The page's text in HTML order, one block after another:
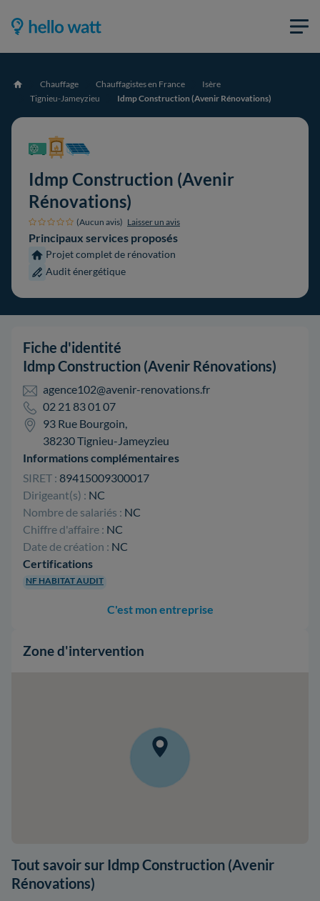
Accueil Chauffage Chauffagistes en France
Isère
Tignieu-Jameyzieu
Idmp Construction (Avenir Rénovations)
Idmp Construction (Avenir
Rénovations)
(Aucun avis) Laisser un avis
Principaux services proposés
Projet complet de rénovation
Audit énergétique
Fiche d'identité
Idmp Construction (Avenir Rénovations)
agence102@avenir-renovations.fr
02 21 83 01 07
93 Rue Bourgoin,
38230 Tignieu-Jameyzieu
Informations complémentaires
SIRET : 89415009300017
Dirigeant(s) : NC
Nombre de salariés : NC
Chiffre d'affaire : NC
Date de création : NC
Certifications
NF HABITAT AUDIT
C'est mon entreprise
Zone d'intervention
Tout savoir sur Idmp Construction (Avenir
Rénovations)